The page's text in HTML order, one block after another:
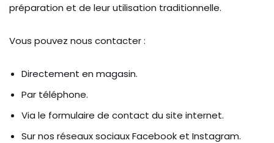
préparation et de leur utilisation traditionnelle.
Vous pouvez nous contacter :
Directement en magasin.
Par téléphone.
Via le formulaire de contact du site internet.
Sur nos réseaux sociaux Facebook et Instagram.